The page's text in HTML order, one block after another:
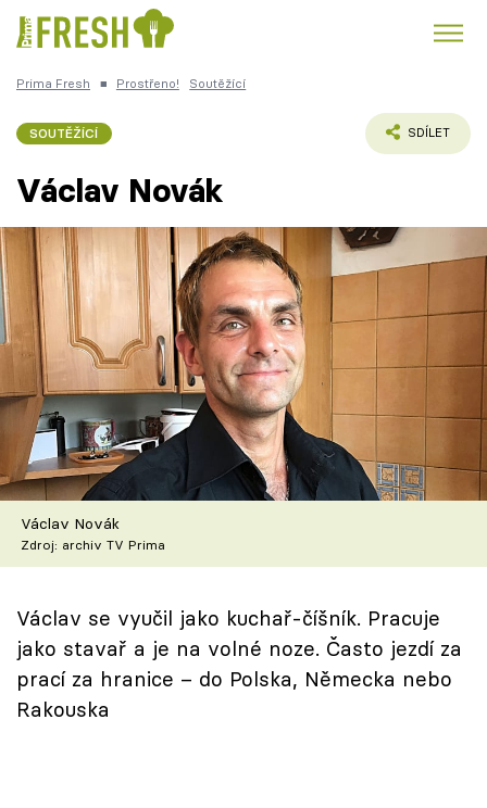
Česká kuchyně
Témata
Recepty
Články
TV Program
Škola vaření
Recepty z TV
Speciál: Cuketa
Těhotnej kuchař
Sledujte prima+
Prima Fresh ■ Prostřeno! Soutěžící
SOUTĚŽÍCÍ SDÍLET
Václav Novák
Václav Novák
Zdroj: archiv TV Prima
Václav se vyučil jako kuchař-číšník. Pracuje
jako stavař a je na volné noze. Často jezdí za
prací za hranice – do Polska, Německa nebo
Rakouska